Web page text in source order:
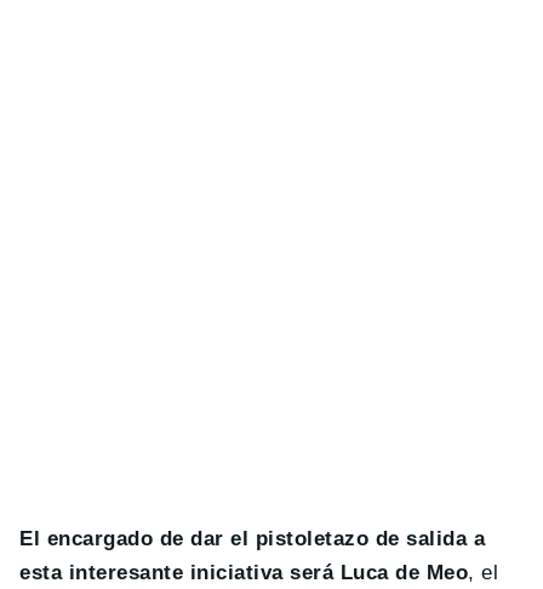
El encargado de dar el pistoletazo de salida a
esta interesante iniciativa será Luca de Meo, el